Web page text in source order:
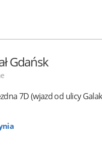
Gdańsk
7D(wjazd od ulicy